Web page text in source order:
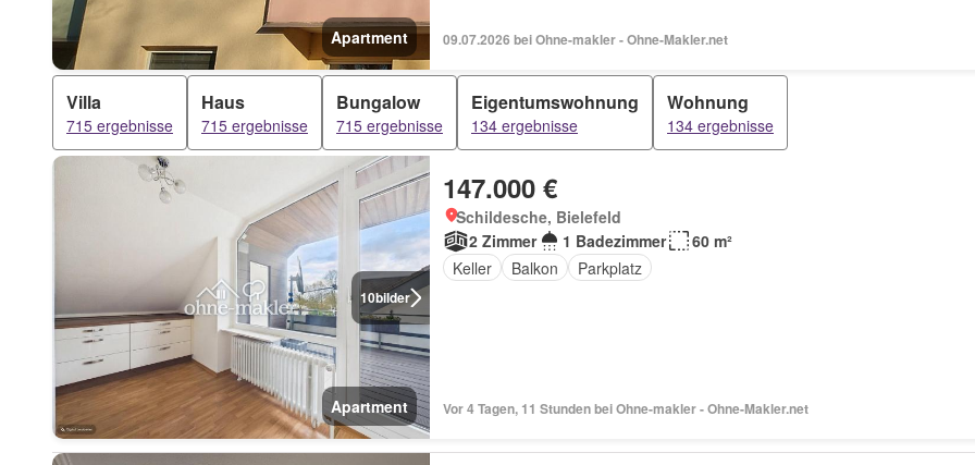
Apartment 09.07.2026 bei Ohne-makler - Ohne-Makler.net
Villa
715 ergebnisse
Haus
715 ergebnisse
Bungalow
715 ergebnisse
Eigentumswohnung
134 ergebnisse
Wohnung
134 ergebnisse
10bilder
Apartment
147.000 €
Schildesche, Bielefeld
2 Zimmer
1 Badezimmer
60 m²
Keller
Balkon Parkplatz
Vor 4 Tagen, 11 Stunden bei Ohne-makler - Ohne-Makler.net